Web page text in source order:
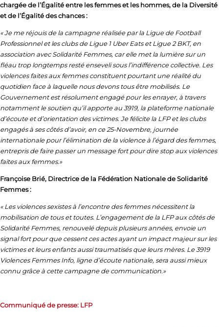
chargée de l’Égalité entre les femmes et les hommes, de la Diversité
et de l’Égalité des chances :
« Je me réjouis de la campagne réalisée par la Ligue de Football
Professionnel et les clubs de Ligue 1 Uber Eats et Ligue 2 BKT, en
association avec Solidarité Femmes, car elle met la lumière sur un
fléau trop longtemps resté enseveli sous l’indifférence collective. Les
violences faites aux femmes constituent pourtant une réalité du
quotidien face à laquelle nous devons tous être mobilisés. Le
Gouvernement est résolument engagé pour les enrayer, à travers
notamment le soutien qu’il apporte au 3919, la plateforme nationale
d’écoute et d’orientation des victimes. Je félicite la LFP et les clubs
engagés à ses côtés d’avoir, en ce 25-Novembre, journée
internationale pour l’élimination de la violence à l’égard des femmes,
entrepris de faire passer un message fort pour dire stop aux violences
faites aux femmes.»
Françoise Brié, Directrice de la Fédération Nationale de Solidarité
Femmes :
« Les violences sexistes à l’encontre des femmes nécessitent la
mobilisation de tous et toutes. L’engagement de la LFP aux côtés de
Solidarité Femmes, renouvelé depuis plusieurs années, envoie un
signal fort pour que cessent ces actes ayant un impact majeur sur les
victimes et leurs enfants aussi traumatisés que leurs mères. Le 3919
Violences Femmes Info, ligne d’écoute nationale, sera aussi mieux
connu grâce à cette campagne de communication.»
Communiqué de presse: LFP